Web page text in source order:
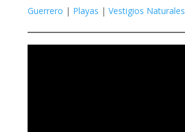
Guerrero | Playas | Vestigios Naturales